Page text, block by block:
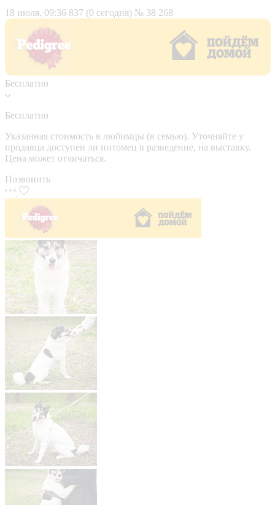
18 июля, 09:36 837 (0 сегодня) № 38 268
Бесплатно
Бесплатно
Указанная стоимость в любимцы (в семью). Уточняйте у
продавца доступен ли питомец в разведение, на выставку.
Цена может отличаться.
Позвонить